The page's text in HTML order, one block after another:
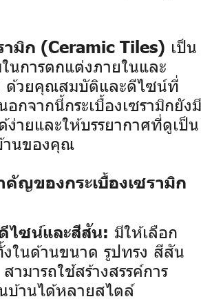
ามิก (Ceramic Tiles) เป็น
นการตกแต่งภายในและ
ด้วยคุณสมบัติและดีไซน์ที่
กจากนี้กระเบื้องเซรามิกยังมี
ง่ายและให้บรรยากาศที่ดูเป็น
านของคุณ
ญของกระเบื้องเซรามิก
ไซน์และสีสัน: มีให้เลือก
ในด้านขนาด รูปทรง สีสัน
ามารถใช้สร้างสรรค์การ
บ้านได้หลายสไตล์